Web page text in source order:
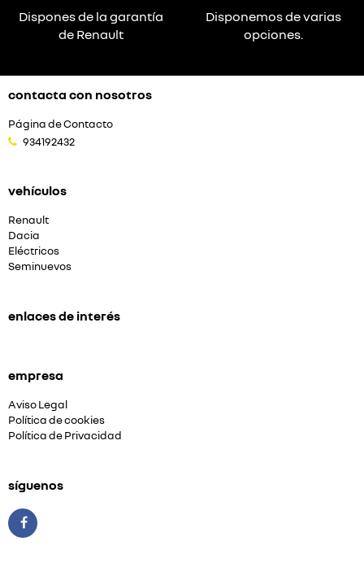
Dispones de la garantía
de Renault
Disponemos de varias
opciones.
contacta con nosotros
Página de Contacto
934192432
vehículos
Renault
Dacia
Eléctricos
Seminuevos
enlaces de interés
empresa
Aviso Legal
Política de cookies
Política de Privacidad
síguenos